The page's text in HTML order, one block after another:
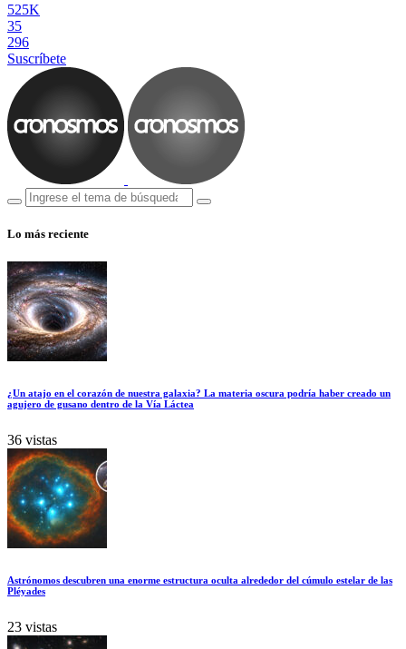
525K
35
296
Suscríbete
Lo más reciente
¿Un atajo en el corazón de nuestra galaxia? La materia oscura podría haber creado un
agujero de gusano dentro de la Vía Láctea
36 vistas
Astrónomos descubren una enorme estructura oculta alrededor del cúmulo estelar de las
Pléyades
23 vistas